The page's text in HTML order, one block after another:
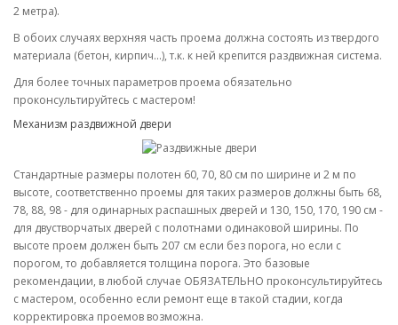
2 метра).
В обоих случаях верхняя часть проема должна состоять из твердого
материала (бетон, кирпич...), т.к. к ней крепится раздвижная система.
Для более точных параметров проема обязательно
проконсультируйтесь с мастером!
Механизм раздвижной двери
Стандартные размеры полотен 60, 70, 80 см по ширине и 2 м по
высоте, соответственно проемы для таких размеров должны быть 68,
78, 88, 98 - для одинарных распашных дверей и 130, 150, 170, 190 см -
для двустворчатых дверей с полотнами одинаковой ширины. По
высоте проем должен быть 207 см если без порога, но если с
порогом, то добавляется толщина порога. Это базовые
рекомендации, в любой случае ОБЯЗАТЕЛЬНО проконсультируйтесь
с мастером, особенно если ремонт еще в такой стадии, когда
корректировка проемов возможна.